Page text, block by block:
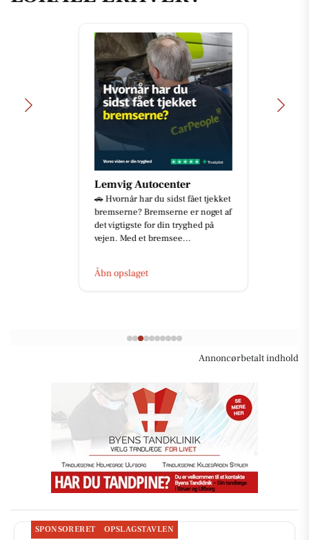
Lemvig Autocenter
🚗 Hvornår har du sidst fået tjekket
bremserne? Bremserne er noget af
det vigtigste for din tryghed på
vejen. Med et bremsee...
Åbn opslaget
Annoncørbetalt indhold
SPONSORERET OPSLAGSTAVLEN